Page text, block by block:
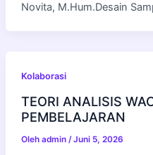
Novita, M.Hum.Desain
Kolaborasi
TEORI ANALISIS
PEMBELAJARAN
Oleh admin /Juni 5, 2026